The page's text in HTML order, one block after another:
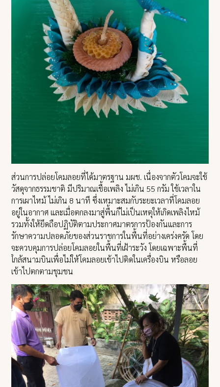
ส่วนการปล่อยโคมลอยที่ได้มาตรฐาน มผช. เนื่องจากตัวโคมจะใช้
วัสดุจากธรรมชาติ มีปริมาณเชื้อเพลิง ไม่เกิน 55 กรัม ใช้เวลาใน
การเผาไหม้ ไม่เกิน 8 นาที ซึ่งเหมาะสมกับระยะเวลาที่โคมลอย
อยู่ในอากาศ และเมื่อตกลงมาสู่พื้นก็ไม่เป็นเหตุให้เกิดเพลิงไหม้
รวมทั้งให้ยึดถือปฏิบัติตามประกาศมาตรการป้องกันและการ
รักษาความปลอดภัยของส่วนราชการในพื้นที่อย่างเคร่งครัด โดย
จะควบคุมการปล่อยโคมลอยในพื้นที่เฝ้าระวัง โดยเฉพาะพื้นที่
ใกล้สนามบินเพื่อไม่ให้โคมลอยเข้าไปติดในเครื่องบิน หรือลอย
เข้าไปตกตามชุมชน